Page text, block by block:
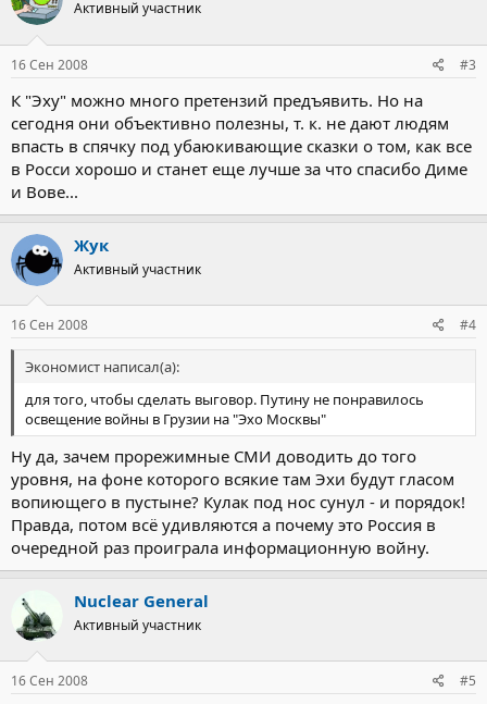
Активный участник
16 Сен 2008 #3
К "Эху" можно много претензий предъявить. Но на
сегодня они объективно полезны, т. к. не дают людям
впасть в спячку под убаюкивающие сказки о том, как все
в Росси хорошо и станет еще лучше за что спасибо Диме
и Вове...
Жук
Активный участник
16 Сен 2008 #4
Экономист написал(а):
для того, чтобы сделать выговор. Путину не понравилось
освещение войны в Грузии на "Эхо Москвы"
Ну да, зачем прорежимные СМИ доводить до того
уровня, на фоне которого всякие там Эхи будут гласом
вопиющего в пустыне? Кулак под нос сунул - и порядок!
Правда, потом всё удивляются а почему это Россия в
очередной раз проиграла информационную войну.
Nuclear General
Активный участник
16 Сен 2008 #5